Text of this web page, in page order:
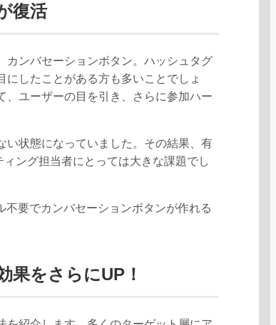
復活
カンバセーションボタン。ハッシュタグ
したことがある方も多いことでしょ
、ユーザーの目を引き、さらに参加ハー
い状態になっていました。その結果、有
ング担当者にとっては大きな課題でし
要でカンバセーションボタンが作れる
果をさらにUP！